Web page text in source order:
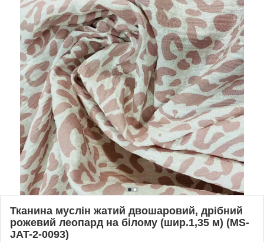
Тканина муслін жатий двошаровий, дрібний
рожевий леопард на білому (шир.1,35 м) (MS-
JAT-2-0093)